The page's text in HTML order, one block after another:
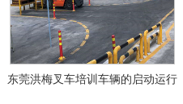
东莞洪梅叉车培训车辆的启动运行